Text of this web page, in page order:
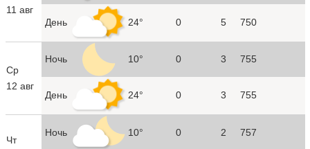
11 авг
День 24° 0 5 750
Ср
12 авг
Ночь 10° 0 3 755
День 24° 0 3 755
Чт
Ночь 10° 0 2 757